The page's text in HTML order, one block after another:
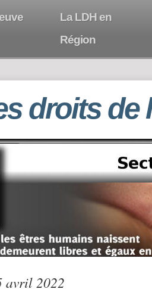
La LDH en
Région
droits de
avril 2022